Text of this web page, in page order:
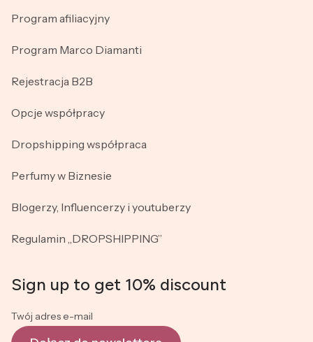
Program afiliacyjny
Program Marco Diamanti
Rejestracja B2B
Opcje współpracy
Dropshipping współpraca
Perfumy w Biznesie
Blogerzy, Influencerzy i youtuberzy
Regulamin „DROPSHIPPING”
Sign up to get 10% discount
Twój adres e-mail